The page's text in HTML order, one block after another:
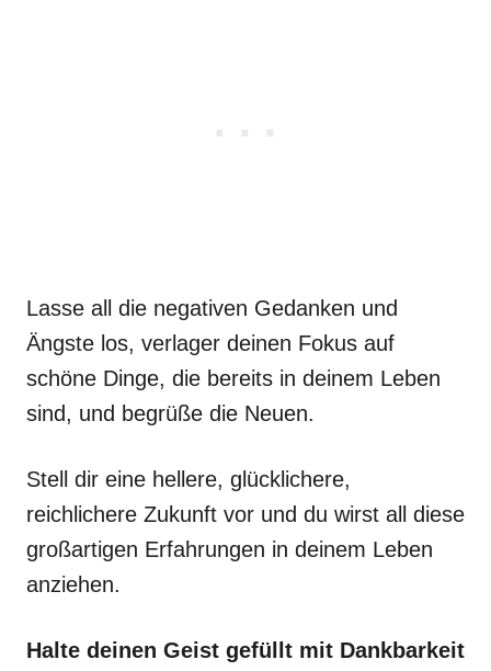
Lasse all die negativen Gedanken und
Ängste los, verlager deinen Fokus auf
schöne Dinge, die bereits in deinem Leben
sind, und begrüße die Neuen.
Stell dir eine hellere, glücklichere,
reichlichere Zukunft vor und du wirst all diese
großartigen Erfahrungen in deinem Leben
anziehen.
Halte deinen Geist gefüllt mit Dankbarkeit